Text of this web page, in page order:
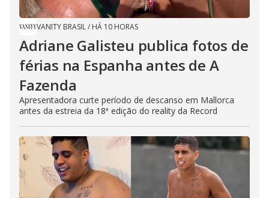
VANITY BRASIL/ HÁ 10 HORAS
Adriane Galisteu publica fotos de
férias na Espanha antes de A
Fazenda
Apresentadora curte período de descanso em Mallorca
antes da estreia da 18ª edição do reality da Record